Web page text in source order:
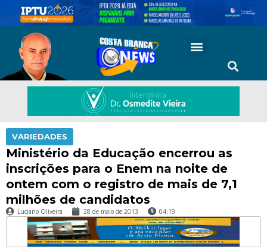
VARIEDADES
Ministério da Educação encerrou as
inscrições para o Enem na noite de
ontem com o registro de mais de 7,1
milhões de candidatos
Luciano Oliveira 28 de maio de 2013 04:19